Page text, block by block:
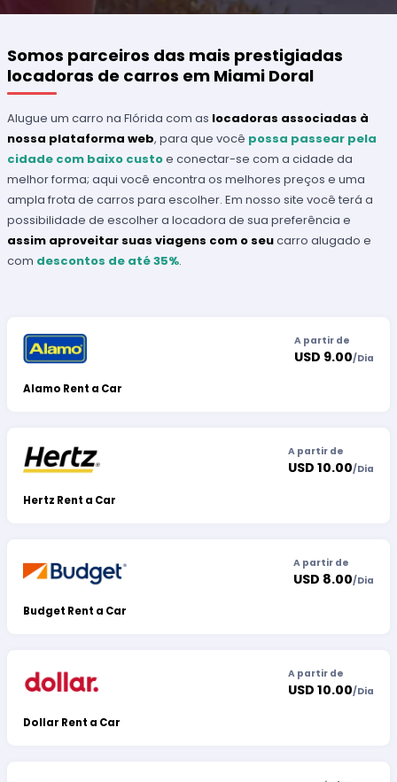
Somos parceiros das mais prestigiadas
locadoras de carros em Miami Doral
Alugue um carro na Flórida com as locadoras associadas à
nossa plataforma web, para que você possa passear pela
cidade com baixo custoe conectar-se com a cidade da
melhor forma; aqui você encontra os melhores preços e uma
ampla frota de carros para escolher. Em nosso site você terá a
possibilidade de escolher a locadora de sua preferência e
assim aproveitar suas viagens com o seucarro alugado e
com descontos de até 35%.
Alamo Rent a Car
A partir de
USD 9.00/Dia
Hertz Rent a Car
A partir de
USD 10.00/Dia
Budget Rent a Car
A partir de
USD 8.00/Dia
Dollar Rent a Car
A partir de
USD 10.00/Dia